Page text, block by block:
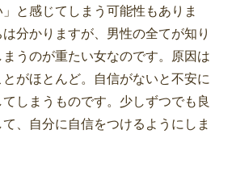
と感じてしまう可能性もありま
分かりますが、男性の全てが知り
うのが重たい女なのです。原因は
がほとんど。自信がないと不安に
しまうものです。少しずつでも良
、自分に自信をつけるようにしま